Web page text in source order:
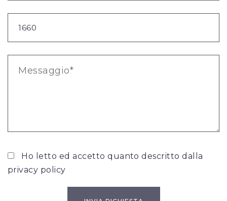
Ho letto ed accetto quanto descritto dalla
privacy policy